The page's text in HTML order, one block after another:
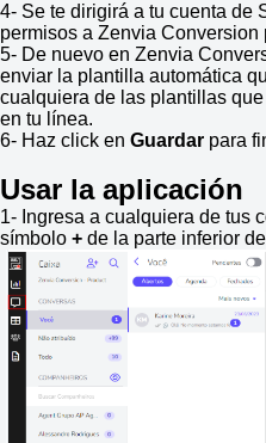
4- Se te dirigirá a tu cuenta de
permisos a Zenvia Conversion
5- De nuevo en Zenvia
enviar la plantilla automática
cualquiera de las plantillas
en tu línea.
6- Haz click en Guardar para
Usar la aplicación
1- Ingresa a cualquiera de tus
símbolo + de la parte inferior